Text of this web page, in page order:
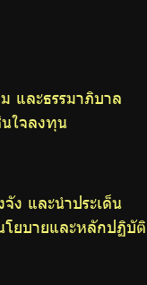
ละธรรมาภิบาล
นใจลงทุน
และนำประเด็น
โยบายและหลักปฏิบัติ